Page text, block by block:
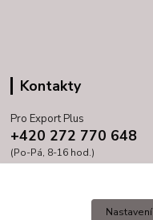
Kontakty
Pro Export Plus
+420 272 770 648
(Po-Pá, 8-16 hod.)
Nastavení